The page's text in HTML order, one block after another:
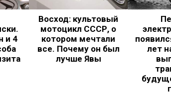
и 4
Восход: культовый
мотоцикл СССР, о
котором мечтали
все. Почему он был
лучше Явы
лет